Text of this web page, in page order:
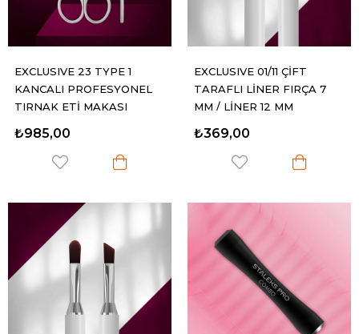
EXCLUSIVE 23 TYPE 1
KANCALI PROFESYONEL
TIRNAK ETİ MAKASI
₺985,00
EXCLUSIVE 01/11 ÇİFT
TARAFLI LİNER FIRÇA 7
MM / LİNER 12 MM
₺369,00